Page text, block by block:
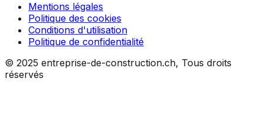
Mentions légales
Politique des cookies
Conditions d'utilisation
Politique de confidentialité
© 2025 entreprise-de-construction.ch, Tous droits
réservés